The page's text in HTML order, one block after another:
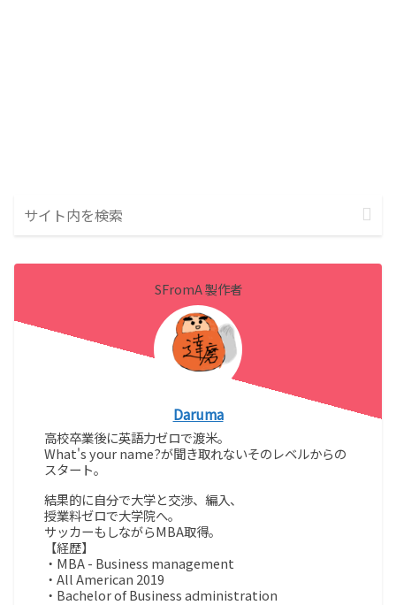
SFromA 製作者
Daruma
高校卒業後に英語力ゼロで渡米。
What's your name?が聞き取れないそのレベルからの
スタート。
結果的に自分で大学と交渉、編入、
授業料ゼロで大学院へ。
サッカーもしながらMBA取得。
【経歴】
・MBA - Business management
・All American 2019
・Bachelor of Business administration